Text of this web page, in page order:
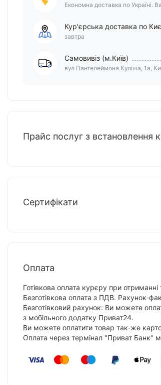
Економна доставка по Україні.
Кур'єрська доставка по
завтра
Самовивіз (м.Київ)
вул Пантелеймона Куліша, 1а,
Прайс послуг з встановлення
Сертифікати
Оплата
Готівкова оплата курєру при отриманні
Безготівкова оплата з ПДВ. Рахунок-
Безготівковий рахунок: Ви можете
з мобільного додатку Приват24.
Ви можете оплатити товар так-же
Оплата через термінал "Приват Банк"